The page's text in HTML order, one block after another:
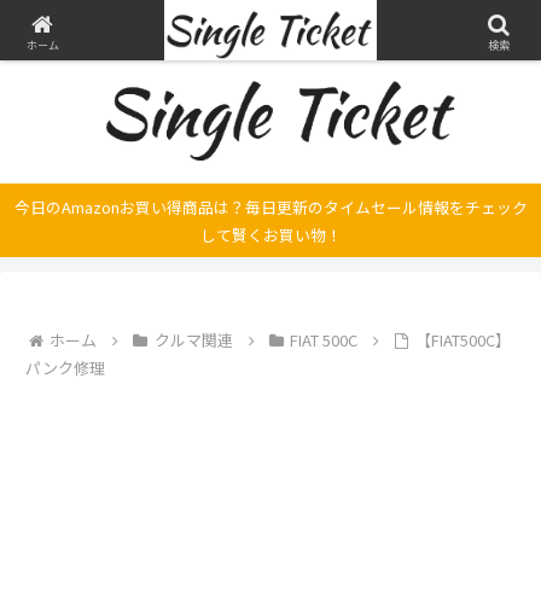
ヤマハ SRX250とFilano115、スバル エクシーガの整備・修理そして旅の記録
今日のAmazonお買い得商品は？毎日更新のタイムセール情報をチェック
して賢くお買い物！
ホーム クルマ関連 FIAT 500C
【FIAT500C】
パンク修理
ホーム 検索